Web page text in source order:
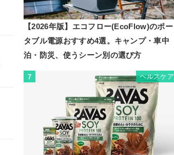
【2026年版】エコフロー(EcoFlow)のポー
タブル電源おすすめ4選。キャンプ・車中
泊・防災、使うシーン別の選び方
7 ヘルスケア